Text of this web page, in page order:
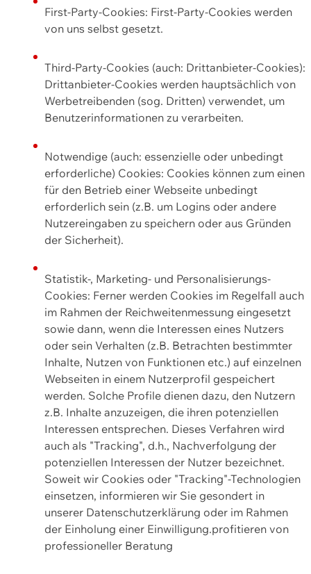
First-Party-Cookies: First-Party-Cookies werden
von uns selbst gesetzt.
Third-Party-Cookies (auch: Drittanbieter-Cookies):
Drittanbieter-Cookies werden hauptsächlich von
Werbetreibenden (sog. Dritten) verwendet, um
Benutzerinformationen zu verarbeiten.
Notwendige (auch: essenzielle oder unbedingt
erforderliche) Cookies: Cookies können zum einen
für den Betrieb einer Webseite unbedingt
erforderlich sein (z.B. um Logins oder andere
Nutzereingaben zu speichern oder aus Gründen
der Sicherheit).
Statistik-, Marketing- und Personalisierungs-
Cookies: Ferner werden Cookies im Regelfall auch
im Rahmen der Reichweitenmessung eingesetzt
sowie dann, wenn die Interessen eines Nutzers
oder sein Verhalten (z.B. Betrachten bestimmter
Inhalte, Nutzen von Funktionen etc.) auf einzelnen
Webseiten in einem Nutzerprofil gespeichert
werden. Solche Profile dienen dazu, den Nutzern
z.B. Inhalte anzuzeigen, die ihren potenziellen
Interessen entsprechen. Dieses Verfahren wird
auch als "Tracking", d.h., Nachverfolgung der
potenziellen Interessen der Nutzer bezeichnet.
Soweit wir Cookies oder "Tracking"-Technologien
einsetzen, informieren wir Sie gesondert in
unserer Datenschutzerklärung oder im Rahmen
der Einholung einer Einwilligung.profitieren von
professioneller Beratung